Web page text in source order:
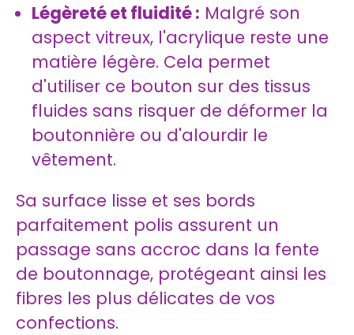
Légèreté et fluidité : Malgré son
aspect vitreux, l'acrylique reste une
matière légère. Cela permet
d'utiliser ce bouton sur des tissus
fluides sans risquer de déformer la
boutonnière ou d'alourdir le
vêtement.
Sa surface lisse et ses bords
parfaitement polis assurent un
passage sans accroc dans la fente
de boutonnage, protégeant ainsi les
fibres les plus délicates de vos
confections.